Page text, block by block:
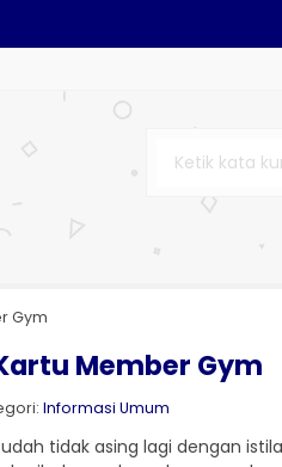
Gym
Member Gym
Informasi Umum
tidak asing lagi dengan